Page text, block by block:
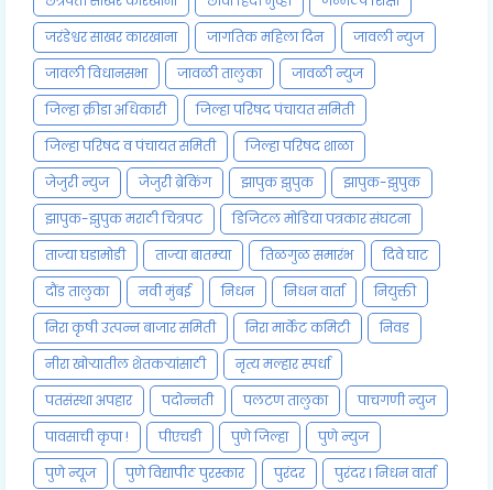
जरंडेश्वर साखर कारखाना
जागतिक महिला दिन
जावली न्युज
जावली विधानसभा
जावळी तालुका
जावळी न्युज
जिल्हा क्रीडा अधिकारी
जिल्हा परिषद पंचायत समिती
जिल्हा परिषद व पंचायत समिती
जिल्हा परिषद शाळा
जेजुरी न्युज
जेजुरी ब्रेकिंग झापुक झुपुक
झापुक-झुपुक
झापुक-झुपुक मराठी चित्रपट
डिजिटल मोडिया पत्रकार संघटना
ताज्या घडामोडी
ताज्या बातम्या तिळगुळ समारंभ
दिवे घाट
दौंड तालुका
नवी मुंबई निधन निधन वार्ता
नियुक्ती
निरा कृषी उत्पन्न बाजार समिती
निरा मार्केट कमिटी
निवड
नीरा खोऱ्यातील शेतकऱ्यांसाठी
नृत्य मल्हार स्पर्धा
पतसंस्था अपहार
पदोन्नती पलटण तालुका
पाचगणी न्युज
पावसाची कृपा !
पीएचडी पुणे जिल्हा
पुणे न्युज
पुणे न्यूज
पुणे विद्यापीठ पुरस्कार पुरंदर
पुरंदर l निधन वार्ता